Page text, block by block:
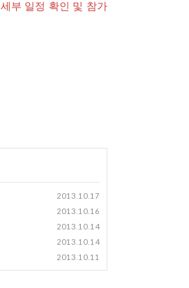
세부 일정 확인 및 참가
2013.10.17
2013.10.16
2013.10.14
2013.10.14
2013.10.11